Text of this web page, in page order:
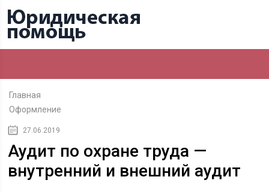
Главная
Оформление
27.06.2019
Аудит по охране труда —
внутренний и внешний аудит